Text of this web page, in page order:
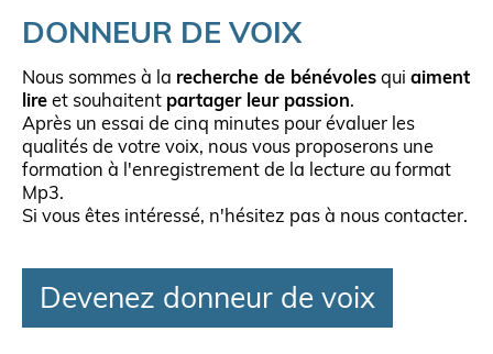
DONNEUR DE VOIX
Nous sommes à la recherche de bénévoles qui aiment
lire et souhaitent partager leur passion.
Après un essai de cinq minutes pour évaluer les
qualités de votre voix, nous vous proposerons une
formation à l'enregistrement de la lecture au format
Mp3.
Si vous êtes intéressé, n'hésitez pas à nous contacter.
Devenez donneur de voix